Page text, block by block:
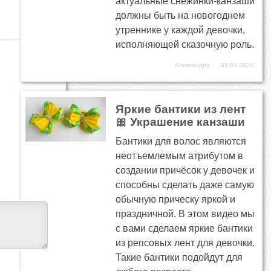
должны быть на новогоднем
утреннике у каждой девочки,
исполняющей сказочную роль.
Александра 09.01.2020
Яркие бантики из лент
🎀 Украшение канзаши
Бантики для волос являются
неотъемлемым атрибутом в
создании причёсок у девочек и
способны сделать даже самую
обычную прическу яркой и
праздничной. В этом видео мы
с вами сделаем яркие бантики
из репсовых лент для девочки.
Такие бантики подойдут для